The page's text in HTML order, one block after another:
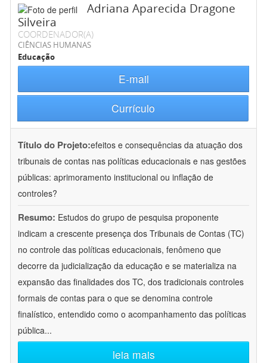
Adriana Aparecida Dragone
Silveira
COORDENADOR(A)
CIÊNCIAS HUMANAS
Educação
E-mail
Currículo
Título do Projeto:efeitos e consequências da atuação dos
tribunais de contas nas políticas educacionais e nas gestões
públicas: aprimoramento institucional ou inflação de
controles?
Resumo: Estudos do grupo de pesquisa proponente
indicam a crescente presença dos Tribunais de Contas (TC)
no controle das políticas educacionais, fenômeno que
decorre da judicialização da educação e se materializa na
expansão das finalidades dos TC, dos tradicionais controles
formais de contas para o que se denomina controle
finalístico, entendido como o acompanhamento das políticas
pública...
leia mais